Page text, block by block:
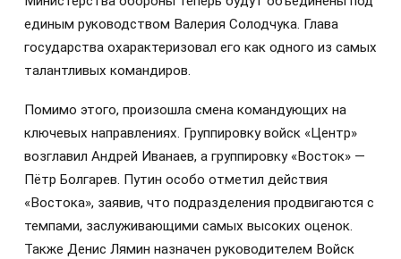
единым руководством Валерия Солодчука. Глава
государства охарактеризовал его как одного из самых
талантливых командиров.
Помимо этого, произошла смена командующих на
ключевых направлениях. Группировку войск «Центр»
возглавил Андрей Иванаев, а группировку «Восток» —
Пётр Болгарев. Путин особо отметил действия
«Востока», заявив, что подразделения продвигаются с
темпами, заслуживающими самых высоких оценок.
Также Денис Лямин назначен руководителем Войск